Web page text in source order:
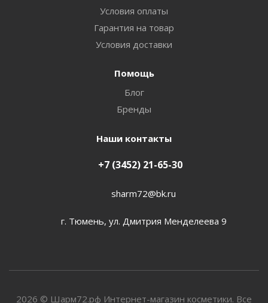
Условия оплаты
Гарантия на товар
Условия доставки
Помощь
Блог
Бренды
Наши контакты
+7 (3452) 21-65-30
sharm72@bk.ru
г. Тюмень, ул. Дмитрия Менделеева 9
2026 © Шарм72.рф Интернет-магазин косметики. Все